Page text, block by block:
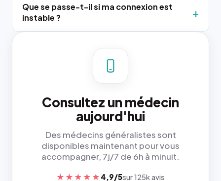
Que se passe-t-il si ma connexion est
instable ?
Consultez un médecin
aujourd'hui
Des médecins généralistes sont
disponibles maintenant pour vous
accompagner, 7j/7 de 6h à minuit.
★★★★★ 4,9/5sur 125k avis